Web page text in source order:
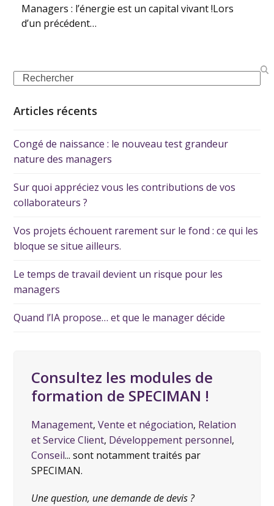
Managers : l’énergie est un capital vivant !Lors
d’un précédent…
Articles récents
Congé de naissance : le nouveau test grandeur
nature des managers
Sur quoi appréciez vous les contributions de vos
collaborateurs ?
Vos projets échouent rarement sur le fond : ce qui les
bloque se situe ailleurs.
Le temps de travail devient un risque pour les
managers
Quand l’IA propose… et que le manager décide
Consultez les modules de
formation de SPECIMAN !
Management,Vente et négociation, Relation
et Service Client, Développement personnel,
Conseil... sont notamment traités par
SPECIMAN.
Une question, une demande de devis ?